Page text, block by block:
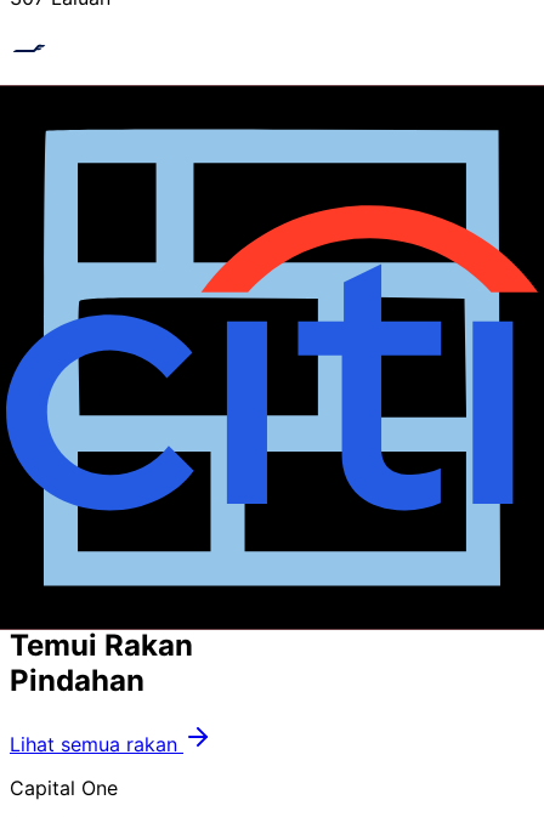
307 Laluan
GOL Smiles
307 Laluan
Jet Blue
307 Laluan
ketersediaan, dan kabin secara sebelah-menyebelah.
5+ Rakan Pindahan
Temui Rakan
Pindahan
Lihat semua rakan
Capital One